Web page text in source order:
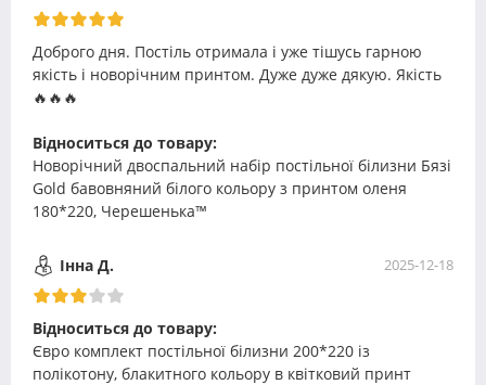
Доброго дня. Постіль отримала і уже тішусь гарною
якість і новорічним принтом. Дуже дуже дякую. Якість
🔥🔥🔥
Відноситься до товару:
Новорічний двоспальний набір постільної білизни Бязі
Gold бавовняний білого кольору з принтом оленя
180*220, Черешенька™
Інна Д. 2025-12-18
Відноситься до товару:
Євро комплект постільної білизни 200*220 із
полікотону, блакитного кольору в квітковий принт